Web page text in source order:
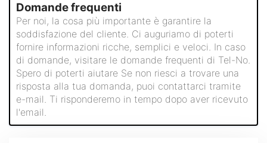
Domande frequenti
Per noi, la cosa più importante è garantire la
soddisfazione del cliente. Ci auguriamo di poterti
fornire informazioni ricche, semplici e veloci. In caso
di domande, visitare le domande frequenti di Tel-No.
Spero di poterti aiutare Se non riesci a trovare una
risposta alla tua domanda, puoi contattarci tramite
e-mail. Ti risponderemo in tempo dopo aver ricevuto
l'email.